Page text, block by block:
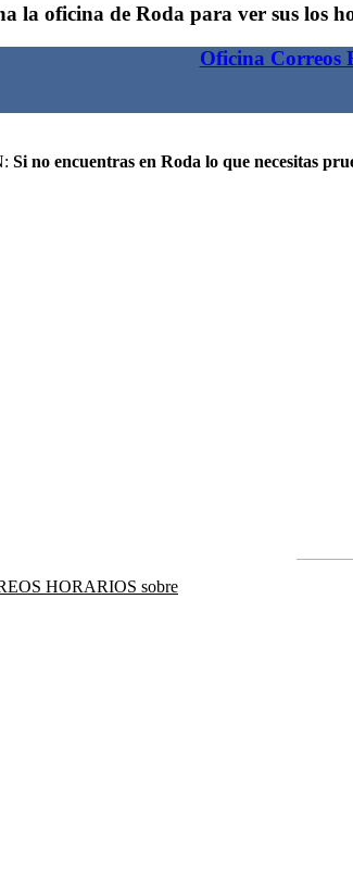
la oficina de Roda para ver sus los
Oficina Correos
Si no encuentras en Roda lo que necesitas